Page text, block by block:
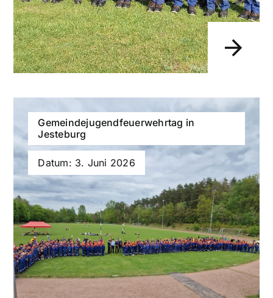
Gemeindejugendfeuerwehrtag in
Jesteburg
Datum: 3. Juni 2026